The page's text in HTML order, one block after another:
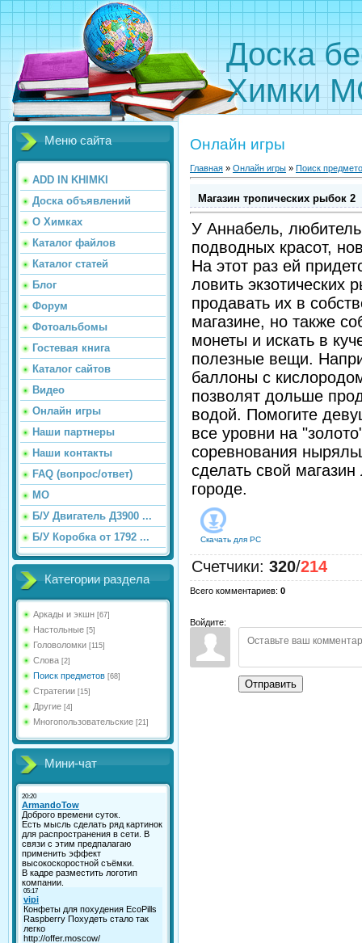
Доска
Химки
Меню сайта
ADD IN KHIMKI
Доска объявлений
О Химках
Каталог файлов
Каталог статей
Блог
Форум
Фотоальбомы
Гостевая книга
Каталог сайтов
Видео
Онлайн игры
Наши партнеры
Наши контакты
FAQ (вопрос/ответ)
МО
Б/У Двигатель Д3900 ...
Б/У Коробка от 1792 ...
Категории раздела
Аркады и экшн [67]
Настольные [5]
Головоломки [115]
Слова [2]
Поиск предметов [68]
Стратегии [15]
Другие [4]
Многопользовательские [21]
Мини-чат
Онлайн игры
Главная » Онлайн игры » Поиск
Магазин тропических рыбок 2
У Аннабель,
подводных красот,
На этот раз ей
ловить экзотических
продавать их в
магазине, но также
монеты и искать в
полезные вещи.
баллоны с
позволят дольше
водой. Помогите
все уровни на
соревнования
сделать свой
городе.
Скачать для PC
Счетчики: 320/214
Всего комментариев: 0
Войдите:
Отправить